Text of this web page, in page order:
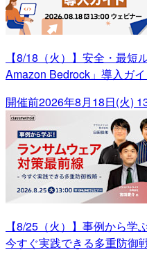
【8/18（火）】安全・最
Amazon Bedrock」導入ガ
開催前2026年8月18日(火)
【8/25（火）】事例から学
今すぐ実践できる多重防御